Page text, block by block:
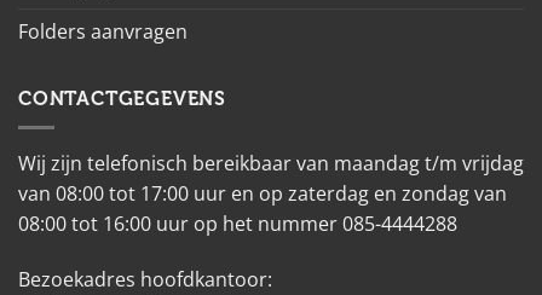
Folders aanvragen
CONTACTGEGEVENS
Wij zijn telefonisch bereikbaar van maandag t/m vrijdag
van 08:00 tot 17:00 uur en op zaterdag en zondag van
08:00 tot 16:00 uur op het nummer 085-4444288
Bezoekadres hoofdkantoor: